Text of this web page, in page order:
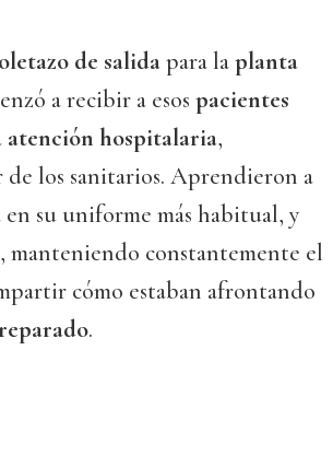
de salidapara laplanta
a recibir a esos pacientes
atención hospitalaria,
los sanitarios. Aprendieron a
su uniforme más habitual, y
manteniendo constantemente el
cómo estaban afrontando
.